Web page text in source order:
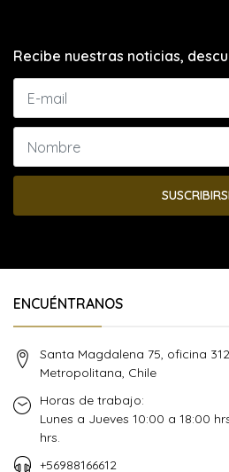
Recibe nuestras noticias,
ENCUÉNTRANOS
Santa Magdalena 75, oficina
Metropolitana, Chile
Horas de trabajo:
Lunes a Jueves 10:00 a 18:00
hrs.
+56988166612